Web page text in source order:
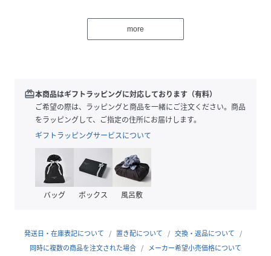
柔らかな生地とストレッチ性のあるフィット感で、長時間の
繊細なディテールが魅力を引き立て、特別な日にもデイリー
使いにもぴったりな一枚です。
◆サイズ目安
ウエスト/M:約60-68cm、L:約63-71cm、XL:約66-74cm
ナイロン80％、ポリウレタン18％、コットン2％
原産国 タイ
more
redeem本商品はギフトラッピングに対応しております（有料）
ご希望の際は、ラッピングと商品を一緒にご注文ください。商品
をラッピングして、ご指定の住所にお届けします。
ギフトラッピングサービスについて
バッグ ボックス 風呂敷
発送日・在庫表記について 置き配について
交換・返品について
同時に複数の商品を注文された場合
メーカー希望小売価格について